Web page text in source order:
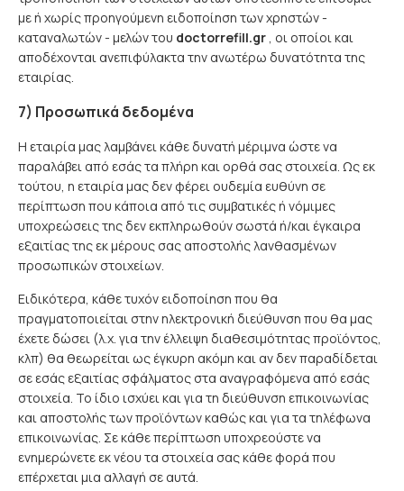
με ή χωρίς προηγούμενη ειδοποίηση των χρηστών -
καταναλωτών - μελών του doctorrefill.gr, οι οποίοι και
αποδέχονται ανεπιφύλακτα την ανωτέρω δυνατότητα της
εταιρίας.
7) Προσωπικά δεδομένα
Η εταιρία μας λαμβάνει κάθε δυνατή μέριμνα ώστε να
παραλάβει από εσάς τα πλήρη και ορθά σας στοιχεία. Ως εκ
τούτου, η εταιρία μας δεν φέρει ουδεμία ευθύνη σε
περίπτωση που κάποια από τις συμβατικές ή νόμιμες
υποχρεώσεις της δεν εκπληρωθούν σωστά ή/και έγκαιρα
εξαιτίας της εκ μέρους σας αποστολής λανθασμένων
προσωπικών στοιχείων.
Ειδικότερα, κάθε τυχόν ειδοποίηση που θα
πραγματοποιείται στην ηλεκτρονική διεύθυνση που θα μας
έχετε δώσει (λ.χ. για την έλλειψη διαθεσιμότητας προϊόντος,
κλπ) θα θεωρείται ως έγκυρη ακόμη και αν δεν παραδίδεται
σε εσάς εξαιτίας σφάλματος στα αναγραφόμενα από εσάς
στοιχεία. Το ίδιο ισχύει και για τη διεύθυνση επικοινωνίας
και αποστολής των προϊόντων καθώς και για τα τηλέφωνα
επικοινωνίας. Σε κάθε περίπτωση υποχρεούστε να
ενημερώνετε εκ νέου τα στοιχεία σας κάθε φορά που
επέρχεται μια αλλαγή σε αυτά.